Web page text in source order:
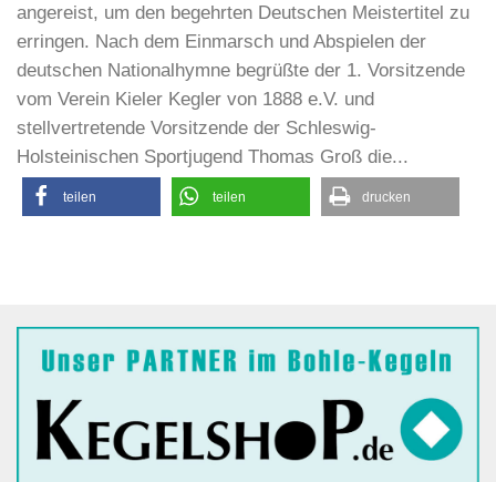
angereist, um den begehrten Deutschen Meistertitel zu
erringen. Nach dem Einmarsch und Abspielen der
deutschen Nationalhymne begrüßte der 1. Vorsitzende
vom Verein Kieler Kegler von 1888 e.V. und
stellvertretende Vorsitzende der Schleswig-
Holsteinischen Sportjugend Thomas Groß die...
teilen teilen drucken